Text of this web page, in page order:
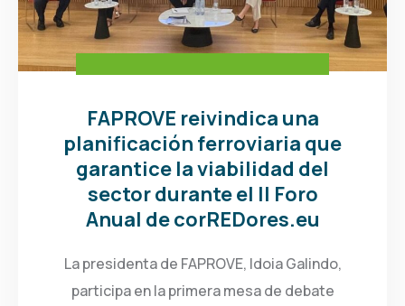
FAPROVE reivindica una
planificación ferroviaria que
garantice la viabilidad del
sector durante el II Foro
Anual de corREDores.eu
La presidenta de FAPROVE, Idoia Galindo,
participa en la primera mesa de debate